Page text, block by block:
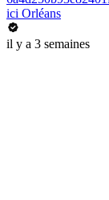
ici Orléans
il y a 3 semaines